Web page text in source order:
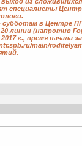
специалисты
в Центре
линии (напротив
г., время начала
main/